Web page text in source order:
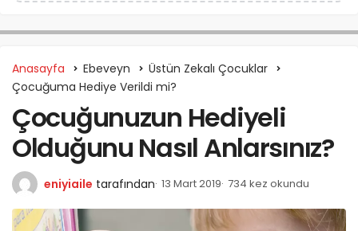
Anasayfa Ebeveyn
Üstün Zekalı Çocuklar
Çocuğuma Hediye Verildi mi?
Çocuğunuzun Hediyeli
Olduğunu Nasıl Anlarsınız?
eniyiaile tarafından 13 Mart 2019 734 kez okundu